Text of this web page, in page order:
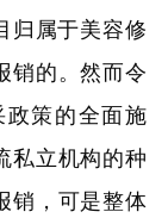
归属于美容修
销的。然而令
政策的全面施
私立机构的种
销，可是整体